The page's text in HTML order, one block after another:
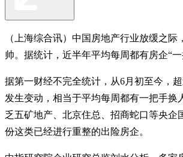
（上海综合讯）中国房地产行业放缓之际
帅。据统计，近半年平均每周都有房企“一
据第一财经不完全统计，从6月初至今，
发生变动，相当于平均每周都有一把手换
乏五矿地产、北京住总、招商蛇口等央企
份这类已经进行重整的出险房企。